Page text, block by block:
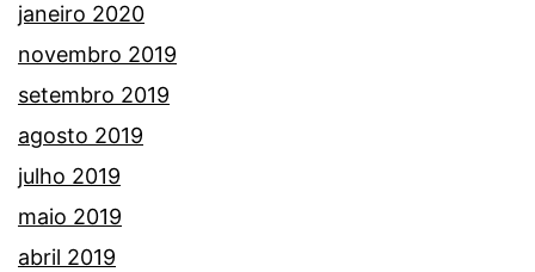
janeiro 2020
novembro 2019
setembro 2019
agosto 2019
julho 2019
maio 2019
abril 2019